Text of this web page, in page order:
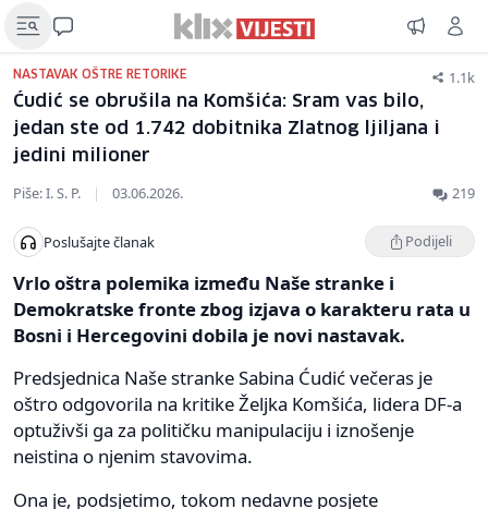
NASTAVAK OŠTRE RETORIKE 1.1k
Ćudić se obrušila na Komšića: Sram vas bilo,
jedan ste od 1.742 dobitnika Zlatnog ljiljana i
jedini milioner
Piše: I. S. P. | 03.06.2026. 219
Poslušajte članak Podijeli
Vrlo oštra polemika između Naše stranke i
Demokratske fronte zbog izjava o karakteru rata u
Bosni i Hercegovini dobila je novi nastavak.
Predsjednica Naše stranke Sabina Ćudić večeras je
oštro odgovorila na kritike Željka Komšića, lidera DF-a
optuživši ga za političku manipulaciju i iznošenje
neistina o njenim stavovima.
Ona je, podsjetimo, tokom nedavne posjete